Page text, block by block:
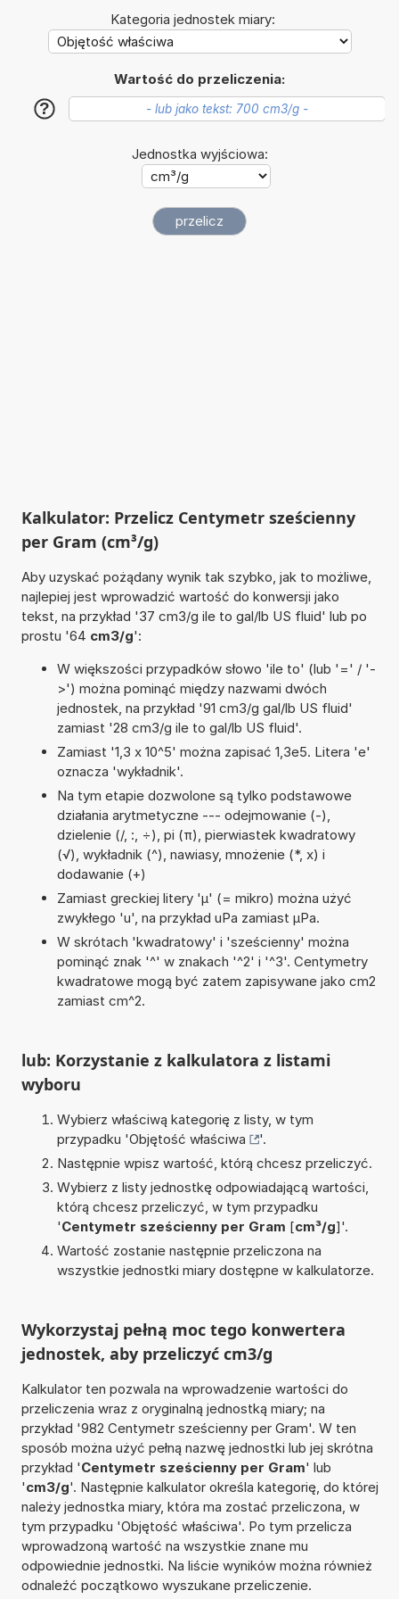
Kategoria jednostek miary:
Wartość do przeliczenia:
?
Jednostka wyjściowa:
Kalkulator: Przelicz Centymetr sześcienny
per Gram (cm³/g)
Aby uzyskać pożądany wynik tak szybko, jak to możliwe,
najlepiej jest wprowadzić wartość do konwersji jako
tekst, na przykład '37 cm3/g ile to gal/lb US fluid' lub po
prostu '64 cm3/g':
W większości przypadków słowo 'ile to' (lub '=' / '-
>') można pominąć między nazwami dwóch
jednostek, na przykład '91 cm3/g gal/lb US fluid'
zamiast '28 cm3/g ile to gal/lb US fluid'.
Zamiast '1,3 x 10^5' można zapisać 1,3e5. Litera 'e'
oznacza 'wykładnik'.
Na tym etapie dozwolone są tylko podstawowe
działania arytmetyczne --- odejmowanie (-),
dzielenie (/, :, ÷), pi (π), pierwiastek kwadratowy
(√), wykładnik (^), nawiasy, mnożenie (*, x) i
dodawanie (+)
Zamiast greckiej litery 'µ' (= mikro) można użyć
zwykłego 'u', na przykład uPa zamiast µPa.
W skrótach 'kwadratowy' i 'sześcienny' można
pominąć znak '^' w znakach '^2' i '^3'. Centymetry
kwadratowe mogą być zatem zapisywane jako cm2
zamiast cm^2.
lub: Korzystanie z kalkulatora z listami
wyboru
Wybierz właściwą kategorię z listy, w tym
przypadku 'Objętość właściwa
'.
Następnie wpisz wartość, którą chcesz przeliczyć.
Wybierz z listy jednostkę odpowiadającą wartości,
którą chcesz przeliczyć, w tym przypadku
'Centymetr sześcienny per Gram [cm³/g]'.
Wartość zostanie następnie przeliczona na
wszystkie jednostki miary dostępne w kalkulatorze.
Wykorzystaj pełną moc tego konwertera
jednostek, aby przeliczyć cm3/g
Kalkulator ten pozwala na wprowadzenie wartości do
przeliczenia wraz z oryginalną jednostką miary; na
przykład '982 Centymetr sześcienny per Gram'. W ten
sposób można użyć pełną nazwę jednostki lub jej skrótna
przykład 'Centymetr sześcienny per Gram' lub
'cm3/g'. Następnie kalkulator określa kategorię, do której
należy jednostka miary, która ma zostać przeliczona, w
tym przypadku 'Objętość właściwa'. Po tym przelicza
wprowadzoną wartość na wszystkie znane mu
odpowiednie jednostki. Na liście wyników można również
odnaleźć początkowo wyszukane przeliczenie.